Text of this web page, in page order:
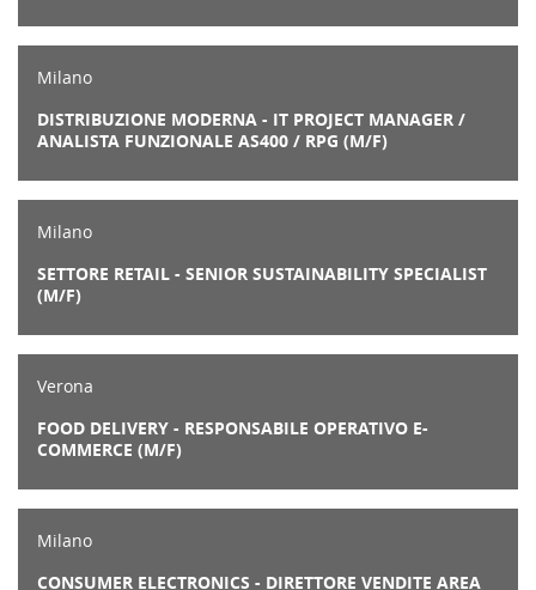
Milano
DISTRIBUZIONE MODERNA - IT PROJECT MANAGER /
ANALISTA FUNZIONALE AS400 / RPG (M/F)
Milano
SETTORE RETAIL - SENIOR SUSTAINABILITY SPECIALIST
(M/F)
Verona
FOOD DELIVERY - RESPONSABILE OPERATIVO E-
COMMERCE (M/F)
Milano
CONSUMER ELECTRONICS - DIRETTORE VENDITE AREA